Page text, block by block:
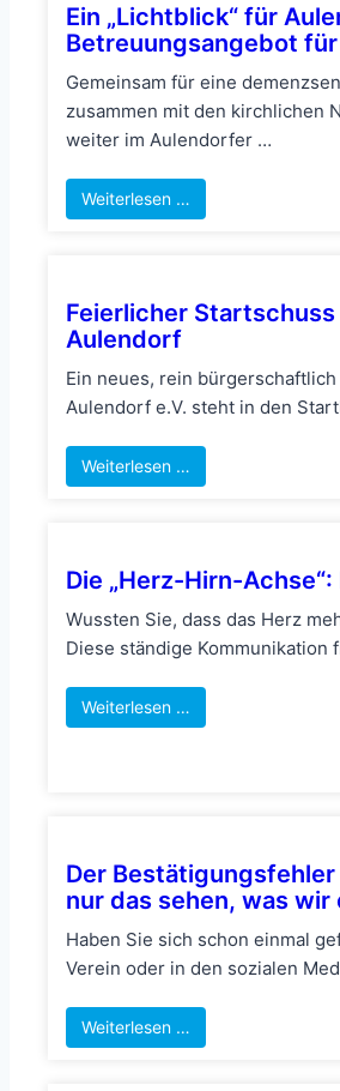
Ein „Lichtblick“ für
Betreuungsangebot
Gemeinsam für eine
zusammen mit den kirchlichen
weiter im Aulendorfer …
Weiterlesen …
Feierlicher
Aulendorf
Ein neues, rein
Aulendorf e.V. steht in den
Weiterlesen …
Die „Herz-Hirn-
Wussten Sie, dass das Herz
Diese ständige
Weiterlesen …
Der
nur das sehen, was
Haben Sie sich schon einmal
Verein oder in den sozialen
Weiterlesen …